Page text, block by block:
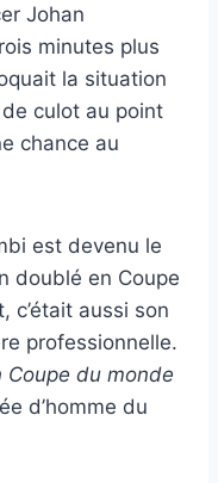
Johan
minutes plus
la situation
de culot au point
chance au
est devenu le
doublé en Coupe
aussi son
professionnelle.
Coupe du monde
d’homme du